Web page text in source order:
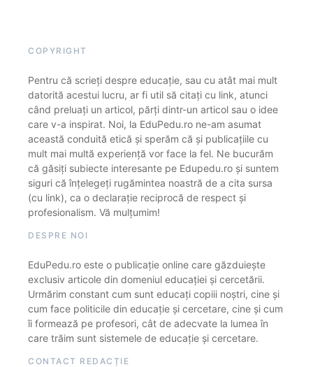
COPYRIGHT
Pentru că scrieți despre educație, sau cu atât mai mult
datorită acestui lucru, ar fi util să citați cu link, atunci
când preluați un articol, părți dintr-un articol sau o idee
care v-a inspirat. Noi, la EduPedu.ro ne-am asumat
această conduită etică și sperăm că și publicațiile cu
mult mai multă experiență vor face la fel. Ne bucurăm
că găsiți subiecte interesante pe Edupedu.ro și suntem
siguri că înțelegeți rugămintea noastră de a cita sursa
(cu link), ca o declarație reciprocă de respect și
profesionalism. Vă mulțumim!
DESPRE NOI
EduPedu.ro este o publicație online care găzduiește
exclusiv articole din domeniul educației și cercetării.
Urmărim constant cum sunt educați copiii noștri, cine și
cum face politicile din educație și cercetare, cine și cum
îi formează pe profesori, cât de adecvate la lumea în
care trăim sunt sistemele de educație și cercetare.
CONTACT REDACȚIE